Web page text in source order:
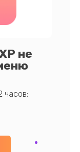
не
часов;